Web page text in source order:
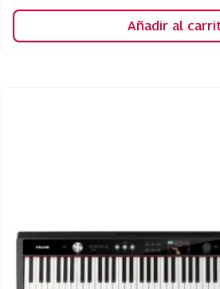
Añadir al